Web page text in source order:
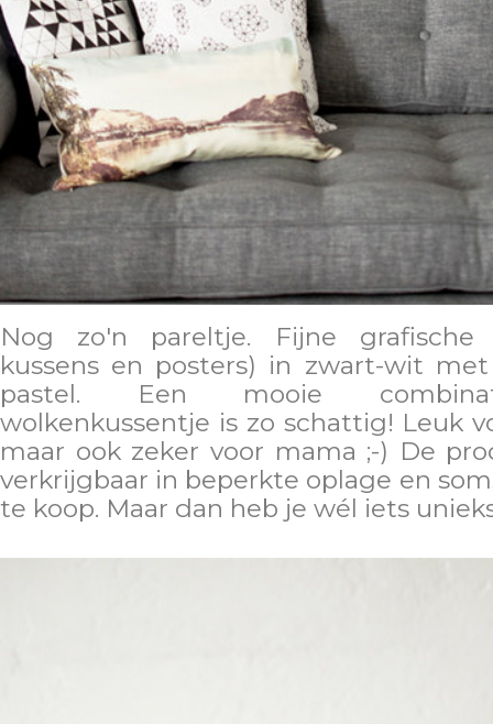
Nog zo'n pareltje. Fijne
kussens en posters) in zwart-wit
pastel. Een mooie
wolkenkussentje is zo schattig! Leuk
maar ook zeker voor mama ;-) De
verkrijgbaar in beperkte oplage en
te koop. Maar dan heb je wél iets